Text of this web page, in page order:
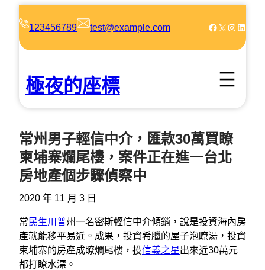
123456789 test@example.com Facebook X Instagram LinkedIn
極夜的座標
常州男子輕信中介，匯款30萬買瞭
柬埔寨爛尾樓，案件正在進一台北
房地產個步驟偵察中
2020 年 11 月 3 日
常 民生川普州一名密斯輕信中介傾銷，說是投資海內房
產就能移平易近。成果，投資希臘的屋子泡瞭湯，投資
柬埔寨的房產成瞭爛尾樓，投信義之星出來近30萬元
都打瞭水漂。